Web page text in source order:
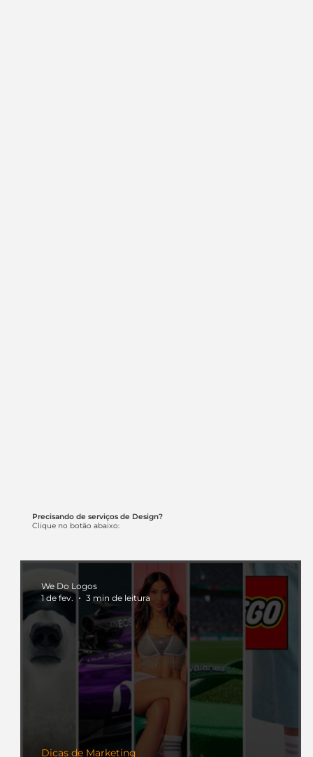
Precisando de serviços de Design?
Clique no botão abaixo:
Dicas de Marketing
We Do Logos
1 de fev.
3 min de leitura